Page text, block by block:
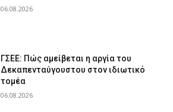
06.08.2026
ΓΣΕΕ: Πώς αμείβεται η αργία του
Δεκαπενταύγουστου στον ιδιωτικό
τομέα
06.08.2026